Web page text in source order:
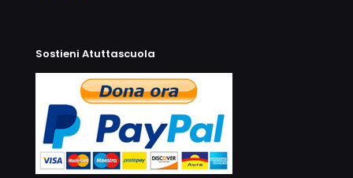
Sostieni Atuttascuola